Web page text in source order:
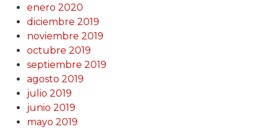
enero 2020
diciembre 2019
noviembre 2019
octubre 2019
septiembre 2019
agosto 2019
julio 2019
junio 2019
mayo 2019